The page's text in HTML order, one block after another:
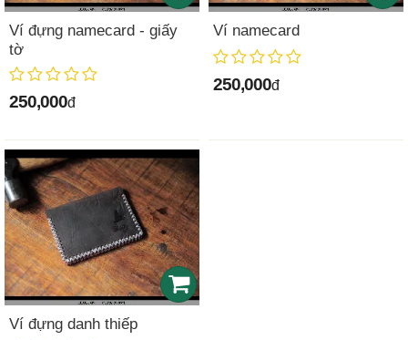
Ví đựng namecard - giấy
tờ
250,000đ
Ví namecard
250,000đ
Ví đựng danh thiếp